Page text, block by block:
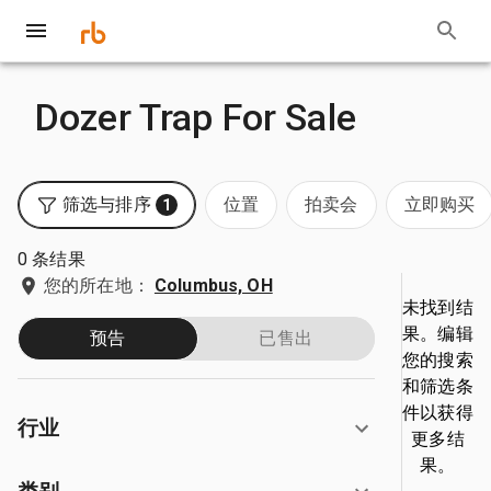
Dozer Trap For Sale
筛选与排序 1 位置 拍卖会 立即购买
0 条结果
您的所在地：
Columbus, OH
预告 已售出
行业
未找到结
果。编辑
您的搜索
和筛选条
件以获得
更多结
果。